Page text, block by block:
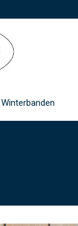
Winterbanden